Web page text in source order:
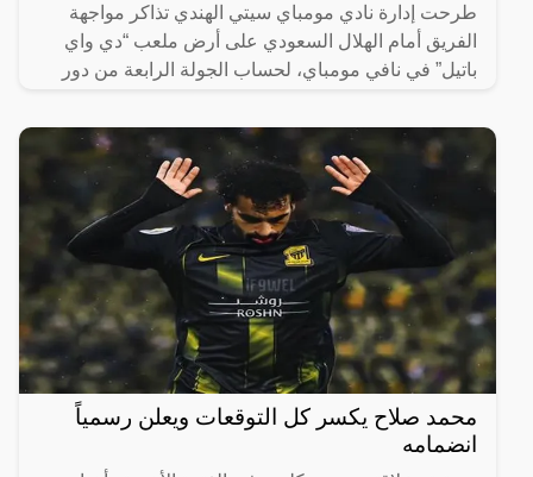
طرحت إدارة نادي مومباي سيتي الهندي تذاكر مواجهة
الفريق أمام الهلال السعودي على أرض ملعب “دي واي
باتيل” في نافي مومباي، لحساب الجولة الرابعة من دور
محمد صلاح يكسر كل التوقعات ويعلن رسمياً
انضمامه